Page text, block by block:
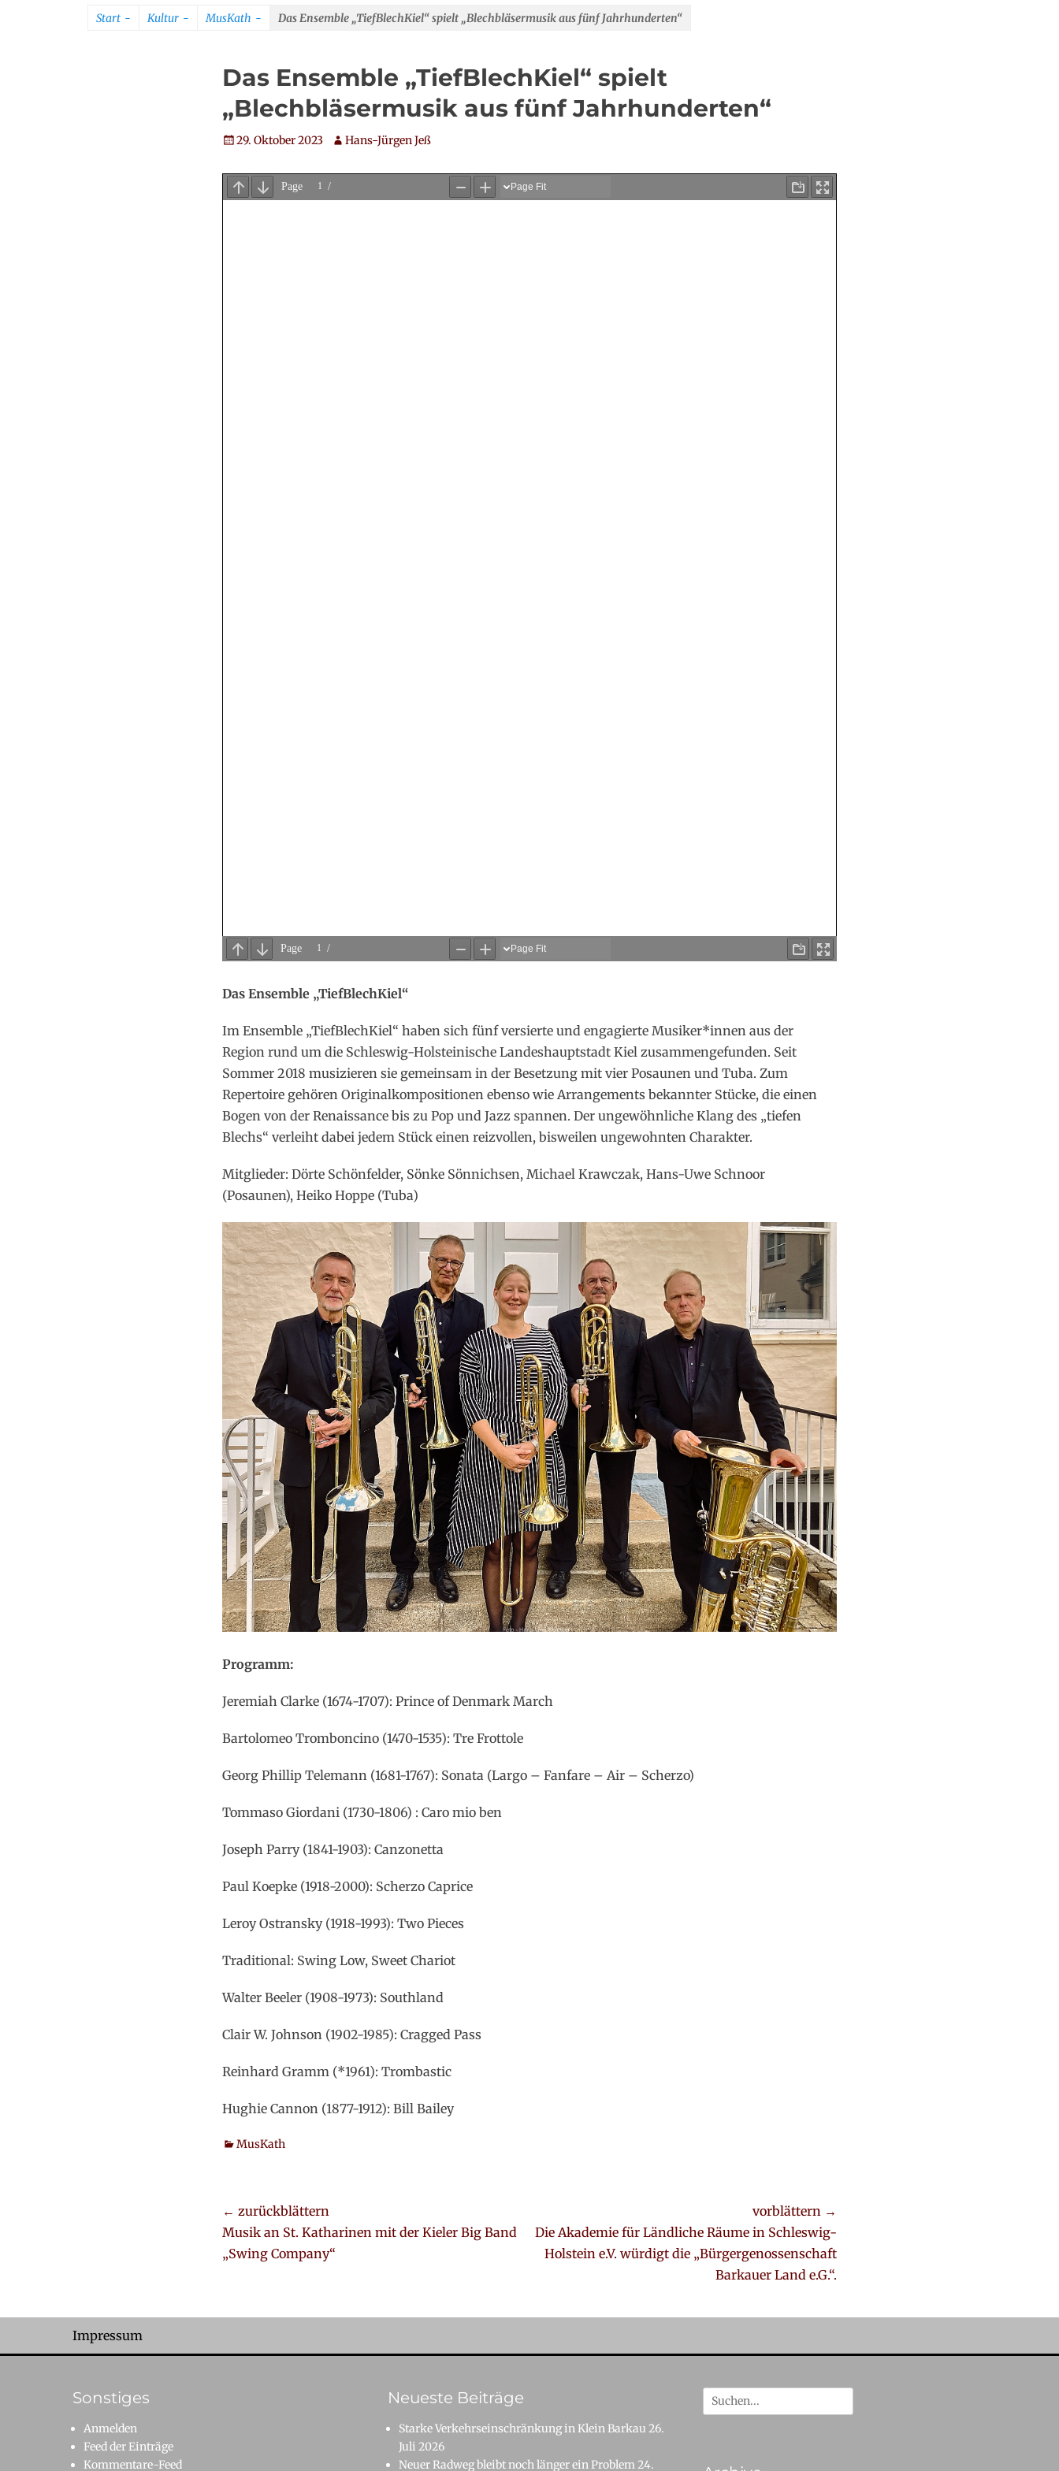
Start - Kultur - MusKath - Das Ensemble „TiefBlechKiel“ spielt „Blechbläsermusik aus fünf Jahrhunderten“
Das Ensemble „TiefBlechKiel“ spielt
„Blechbläsermusik aus fünf Jahrhunderten“
Veröffentlicht
29. Oktober 2023 AutorHans-Jürgen Jeß
Das Ensemble „TiefBlechKiel“
Im Ensemble „TiefBlechKiel“ haben sich fünf versierte und engagierte Musiker*innen aus der
Region rund um die Schleswig-Holsteinische Landeshauptstadt Kiel zusammengefunden. Seit
Sommer 2018 musizieren sie gemeinsam in der Besetzung mit vier Posaunen und Tuba. Zum
Repertoire gehören Originalkompositionen ebenso wie Arrangements bekannter Stücke, die einen
Bogen von der Renaissance bis zu Pop und Jazz spannen. Der ungewöhnliche Klang des „tiefen
Blechs“ verleiht dabei jedem Stück einen reizvollen, bisweilen ungewohnten Charakter.
Mitglieder: Dörte Schönfelder, Sönke Sönnichsen, Michael Krawczak, Hans-Uwe Schnoor
(Posaunen), Heiko Hoppe (Tuba)
Programm:
Jeremiah Clarke (1674-1707): Prince of Denmark March
Bartolomeo Tromboncino (1470-1535): Tre Frottole
Georg Phillip Telemann (1681-1767): Sonata (Largo – Fanfare – Air – Scherzo)
Tommaso Giordani (1730-1806) : Caro mio ben
Joseph Parry (1841-1903): Canzonetta
Paul Koepke (1918-2000): Scherzo Caprice
Leroy Ostransky (1918-1993): Two Pieces
Traditional: Swing Low, Sweet Chariot
Walter Beeler (1908-1973): Southland
Clair W. Johnson (1902-1985): Cragged Pass
Reinhard Gramm (*1961): Trombastic
Hughie Cannon (1877-1912): Bill Bailey
Kategorien
MusKath
Beitrags-
Navigation
← zurückblättern
Vorheriger
Beitrag:
Musik an St. Katharinen mit der Kieler Big Band
„Swing Company“
vorblättern →
Nächster
Beitrag:
Die Akademie für Ländliche Räume in Schleswig-
Holstein e.V. würdigt die „Bürgergenossenschaft
Barkauer Land e.G.“.
Footer-Menü
Impressum
Sonstiges
Anmelden
Feed der Einträge
Kommentare-Feed
Neueste Beiträge
Starke Verkehrseinschränkung in Klein Barkau 26.
Juli 2026
Neuer Radweg bleibt noch länger ein Problem24.
Suche
nach: